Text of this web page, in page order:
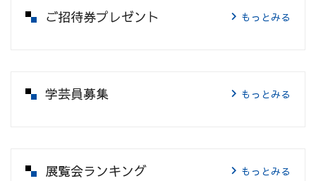
ご招待券プレゼント もっとみる
学芸員募集 もっとみる
展覧会ランキング もっとみる